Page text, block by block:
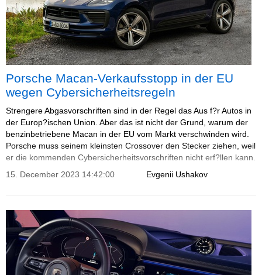
Porsche Macan-Verkaufsstopp in der EU
wegen Cybersicherheitsregeln
Strengere Abgasvorschriften sind in der Regel das Aus f?r Autos in
der Europ?ischen Union. Aber das ist nicht der Grund, warum der
benzinbetriebene Macan in der EU vom Markt verschwinden wird.
Porsche muss seinem kleinsten Crossover den Stecker ziehen, weil
er die kommenden Cybersicherheitsvorschriften nicht erf?llen kann.
Evgenii Ushakov
15. December 2023 14:42:00